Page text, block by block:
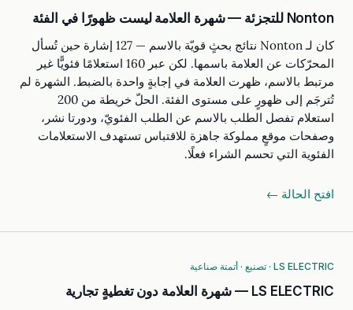
Nonton للتجزئة — شهرة العلامة ليست ظهورًا في الفئة
كان لـ Nonton نتائج بحثٍ قويّة بالاسم — 127 إشارة حين تُسأل
المحرّكات عن العلامة باسمها. لكن عبر 160 استعلامًا فئويًّا غير
مرتبط بالاسم، ظهرت العلامة في إجابةٍ واحدة بالضبط. الشهرة لم
تُترجَم إلى ظهورٍ على مستوى الفئة. الحلّ خريطة من 200
استعلام تفصل الطلب بالاسم عن الطلب الفئويّ، ودورتا نشر،
وصفحات موقعٍ مملوكة جاهزة للاقتباس تستهدف الاستعلامات
الفئوية التي تحسم الشراء فعلًا.
افتح الحالة ←
LS ELECTRIC · تصنيع · أتمتة صناعية
LS ELECTRIC — شهرة العلامة دون تغطيةٍ تجارية